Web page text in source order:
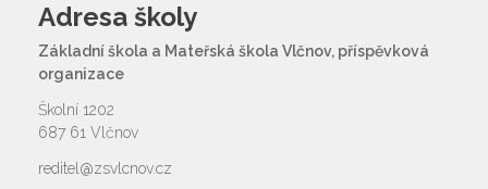
Adresa školy
Základní škola a Mateřská škola Vlčnov, příspěvková
organizace
Školní 1202
687 61 Vlčnov
reditel@zsvlcnov.cz